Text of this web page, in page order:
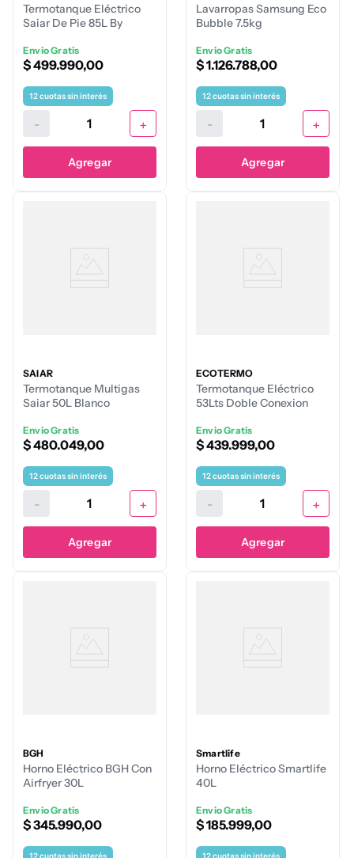
Termotanque Eléctrico
Saiar De Pie 85L By
Envio Gratis
$499.990,00
12cuotas sin interés
- +
Agregar
Lavarropas Samsung Eco
Bubble 7.5kg
Envio Gratis
$1.126.788,00
12cuotas sin interés
- +
Agregar
SAIAR
Termotanque Multigas
Saiar 50L Blanco
Envio Gratis
$480.049,00
12cuotas sin interés
- +
Agregar
ECOTERMO
Termotanque Eléctrico
53Lts Doble Conexion
Envio Gratis
$439.999,00
12cuotas sin interés
- +
Agregar
BGH
Horno Eléctrico BGH Con
Airfryer 30L
Envio Gratis
$345.990,00
12cuotas sin interés
Smartlife
Horno Eléctrico Smartlife
40L
Envio Gratis
$185.999,00
12cuotas sin interés